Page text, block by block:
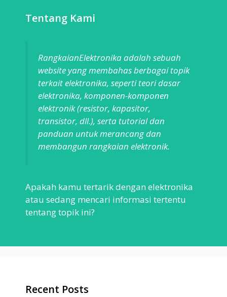
Tentang Kami
RangkaianElektronika adalah sebuah
website yang membahas berbagai topik
terkait elektronika, seperti teori dasar
elektronika, komponen-komponen
elektronik (resistor, kapasitor,
transistor, dll.), serta tutorial dan
panduan untuk merancang dan
membangun rangkaian elektronik.
Apakah kamu tertarik dengan elektronika
atau sedang mencari informasi tertentu
tentang topik ini?
Recent Posts